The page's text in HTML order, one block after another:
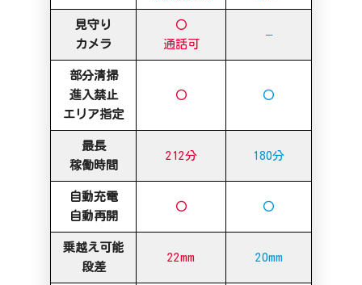
見守り
カメラ
〇
通話可
–
部分清掃
進入禁止
エリア指定
〇 〇
最長
稼働時間
212分 180分
自動充電
自動再開
〇 〇
乗越え可能
段差
22mm 20mm